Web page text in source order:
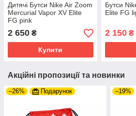
Дитячі Бутси Nike Air Zoom
Mercurial Vapor XV Elite
FG pink
2 650 ₴
Купити
Бутси
Elite FG
2 150₴
Акційні пропозиції та новинки
–26% Подарунок –19%